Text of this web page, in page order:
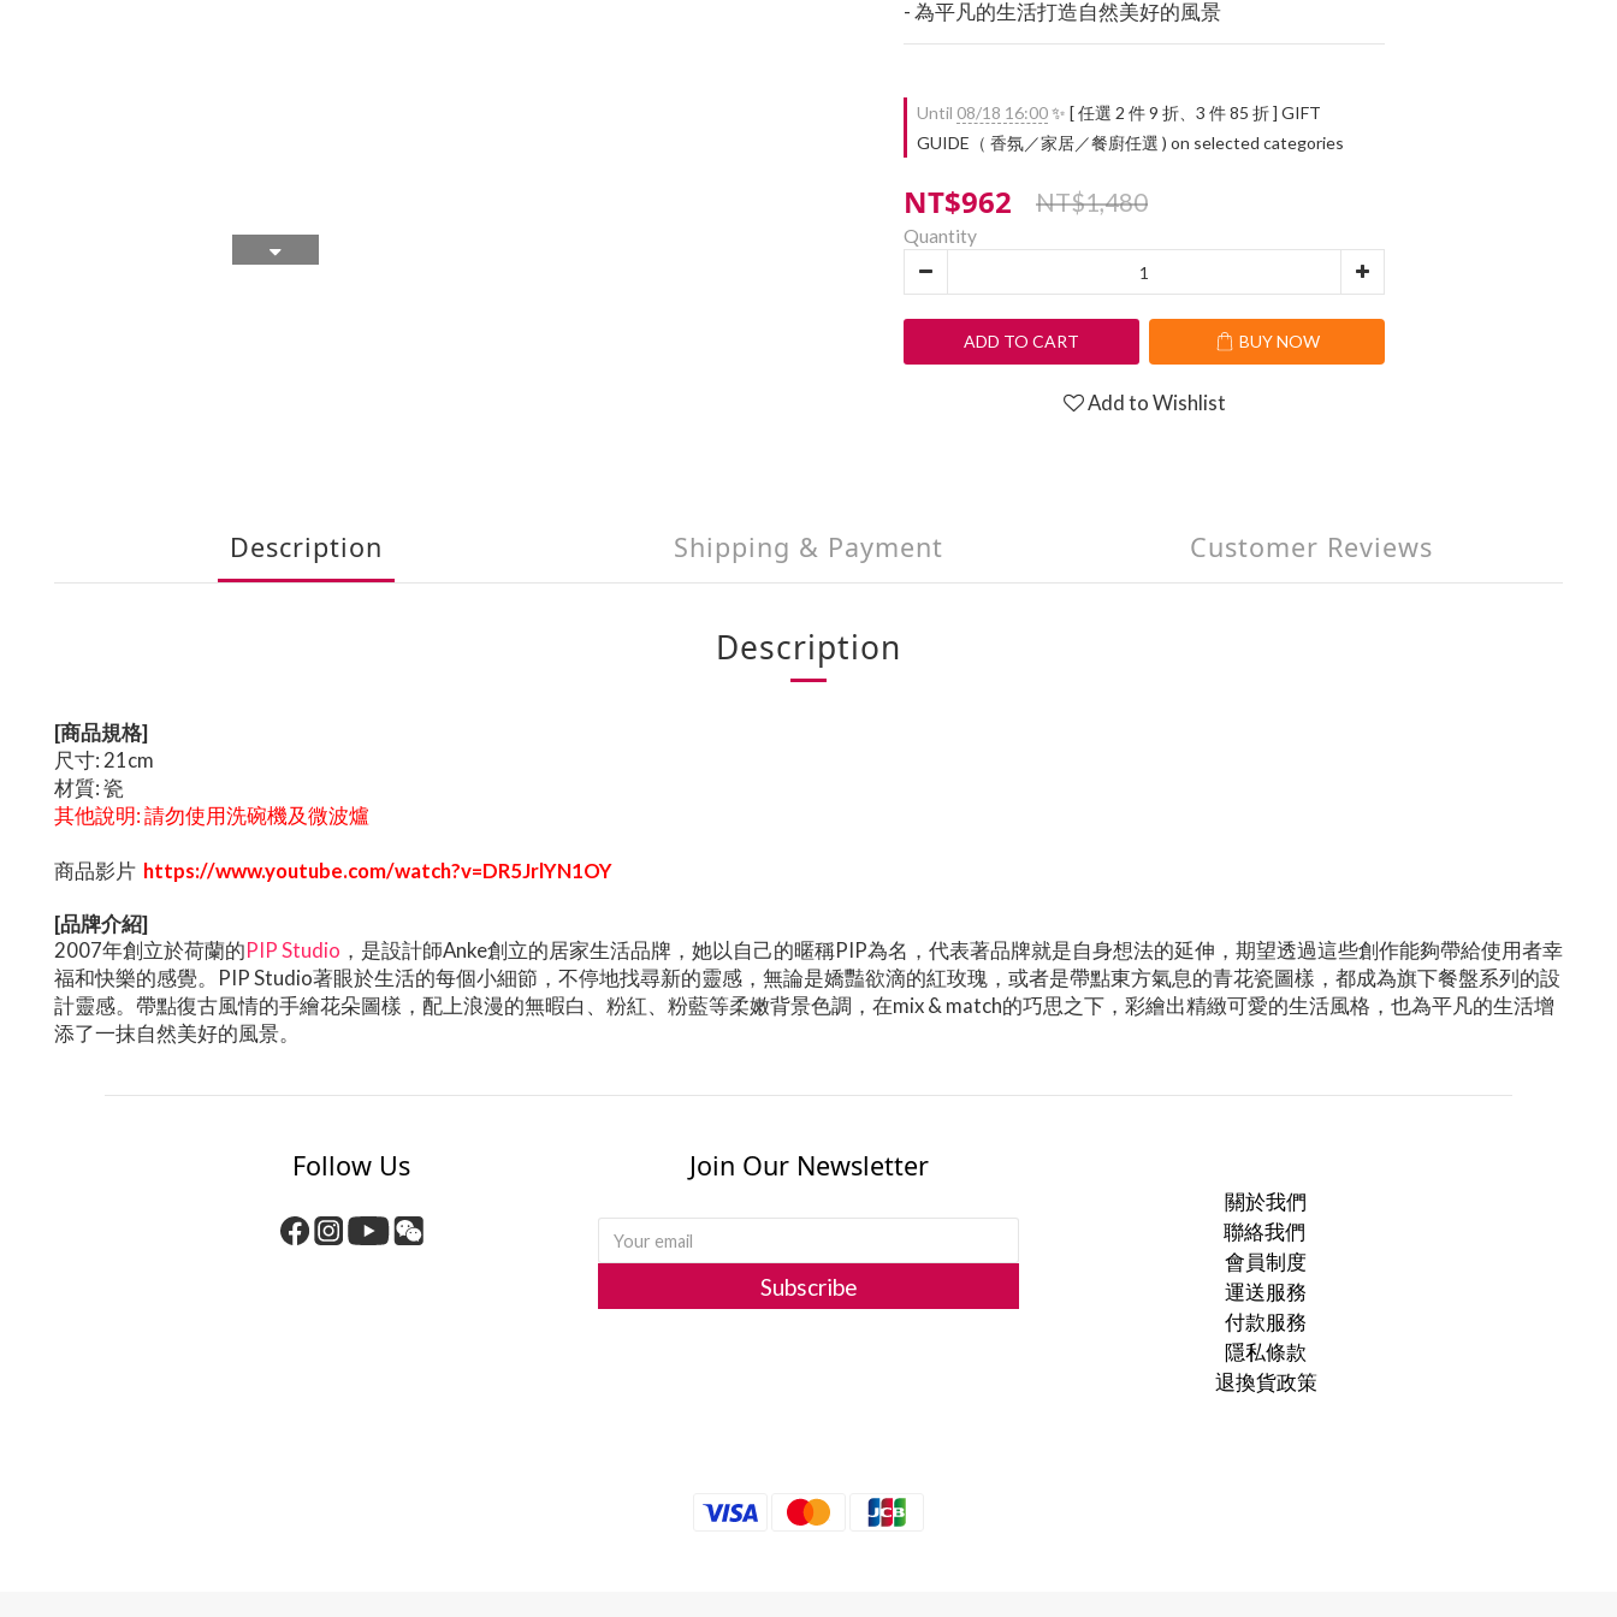
- 為平凡的生活打造自然美好的風景
Until 08/18 16:00✨ [ 任選 2 件 9 折、3 件 85 折 ] GIFT
GUIDE（ 香氛／家居／餐廚任選 ) on selected categories
NT$962 NT$1,480
Quantity
ADD TO CART BUY NOW
Add to Wishlist
Description Shipping & Payment Customer Reviews
Description
[商品規格]
尺寸: 21cm
材質: 瓷
其他說明: 請勿使用洗碗機及微波爐
商品影片 https://www.youtube.com/watch?v=DR5JrlYN1OY
[品牌介紹]
2007年創立於荷蘭的PIP Studio ，是設計師Anke創立的居家生活品牌，她以自己的暱稱PIP為名，代表著品牌就是自身想法的延伸，期望透過這些創作能夠帶給使用者幸
福和快樂的感覺。PIP Studio著眼於生活的每個小細節，不停地找尋新的靈感，無論是嬌豔欲滴的紅玫瑰，或者是帶點東方氣息的青花瓷圖樣，都成為旗下餐盤系列的設
計靈感。帶點復古風情的手繪花朵圖樣，配上浪漫的無暇白、粉紅、粉藍等柔嫩背景色調，在mix & match的巧思之下，彩繪出精緻可愛的生活風格，也為平凡的生活增
添了一抹自然美好的風景。
Follow Us Join Our Newsletter
Subscribe
關於我們
聯絡我們
會員制度
運送服務
付款服務
隱私條款
退換貨政策